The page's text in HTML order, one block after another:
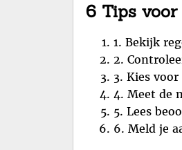
6 Tips
1. Bekijk
2.
3. Kies
4. Meet de
5. Lees
6. Meld je